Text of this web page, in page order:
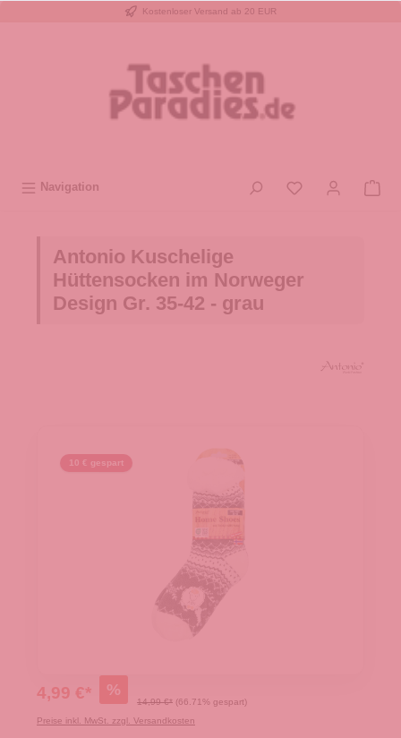
Kostenloser Versand ab 20 EUR
Navigation
Antonio Kuschelige
Hüttensocken im Norweger
Design Gr. 35-42 - grau
10 € gespart
4,99 €* %
14,99 €* (66.71% gespart)
Preise inkl. MwSt. zzgl. Versandkosten